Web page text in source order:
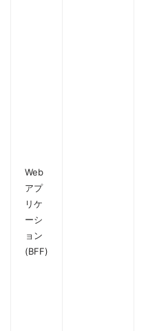
Web
アプ
リケ
ーシ
ョン
(BFF)